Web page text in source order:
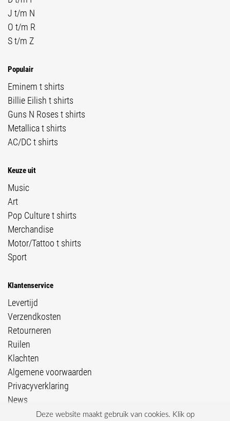
Deze website maakt gebruik van cookies. Klik op
J t/m N
O t/m R
S t/m Z
Populair
Eminem t shirts
Billie Eilish t shirts
Guns N Roses t shirts
Metallica t shirts
AC/DC t shirts
Keuze uit
Music
Art
Pop Culture t shirts
Merchandise
Motor/Tattoo t shirts
Sport
Klantenservice
Levertijd
Verzendkosten
Retourneren
Ruilen
Klachten
Algemene voorwaarden
Privacyverklaring
News